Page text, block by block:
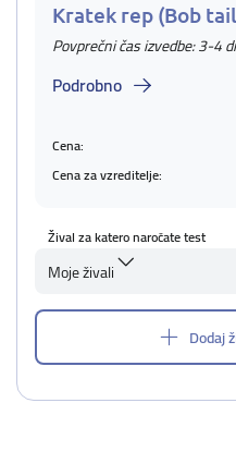
Kratek rep (Bob
Povprečni čas izvedbe: 3-4
Podrobno
Cena:
Cena za vzreditelje:
Žival za katero naročate test
Moje živali
Dodaj